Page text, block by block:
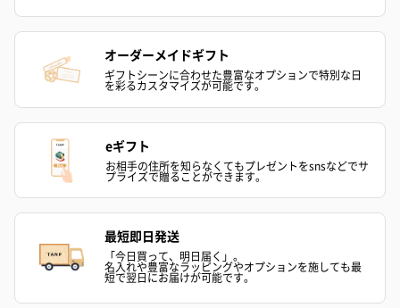
シーズンブーケ（ひま
わり）（1,880円）
ブーケ（ホワイトグリ
ーン）（1,650円）
（1,650円）
ドライフラワー・プリザーブドフラワー
自然のお花で作ったドライフラワー・プリザーブドフラワーを同
梱します。
一部花材が写真と異なる場合がございます。予めご了承くださ
い。パッケージに入れてお届けします。
オーダーメイドギフト
ギフトシーンに合わせた豊富なオプションで特別な日
を彩るカスタマイズが可能です。
eギフト
お相手の住所を知らなくてもプレゼントをsnsなどでサ
プライズで贈ることができます。
最短即日発送
「今日買って、明日届く」。
名入れや豊富なラッピングやオプションを施しても最
短で翌日にお届けが可能です。